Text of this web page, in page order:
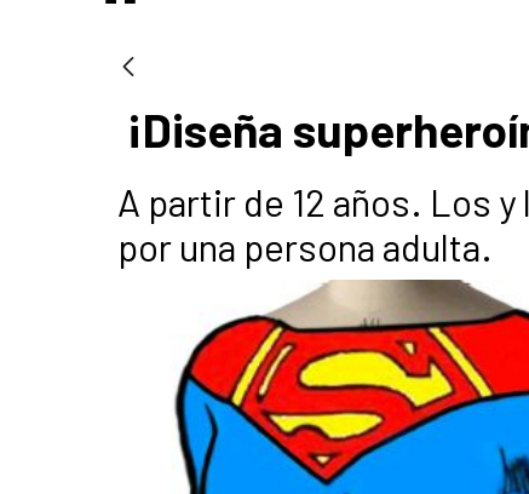
¡Diseña
A partir de 12 años. Los
por una persona adulta.